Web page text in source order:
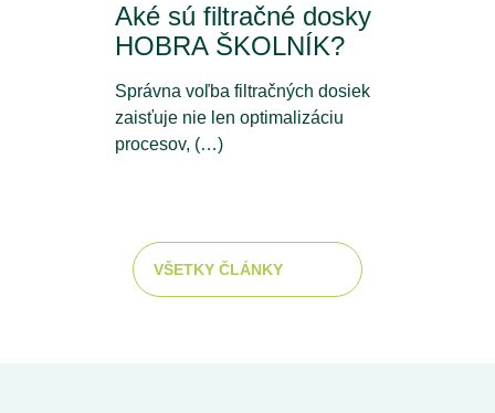
Aké sú filtračné dosky
HOBRA ŠKOLNÍK?
Správna voľba filtračných dosiek
zaisťuje nie len optimalizáciu
procesov, (…)
VŠETKY ČLÁNKY